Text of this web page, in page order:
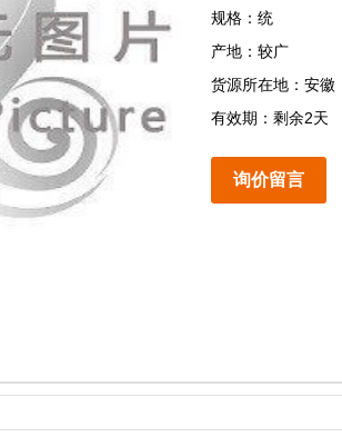
规格：统
产地：较广
货源所在地：安徽
有效期：剩余2天
询价留言